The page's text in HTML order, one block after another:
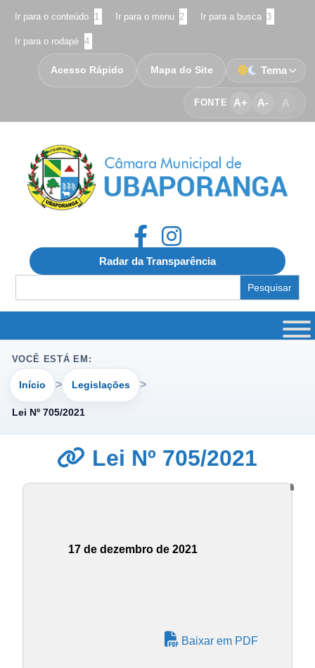
Ir para o conteúdo 1 Ir para o menu 2 Ir para a busca 3
Ir para o rodapé 4
FONTE A+ A- A
Acesso Rápido Mapa do Site Tema
Radar da Transparência
for:
VOCÊ ESTÁ EM:
Início Legislações
Lei Nº 705/2021
Lei Nº 705/2021
17 de dezembro de 2021
Baixar em PDF